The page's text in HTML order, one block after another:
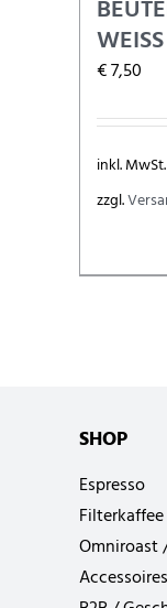
WEISS
€7,50
inkl. MwSt.
zzgl.
SHOP
Espresso
Filterkaffee
Omniroast
Accessoires